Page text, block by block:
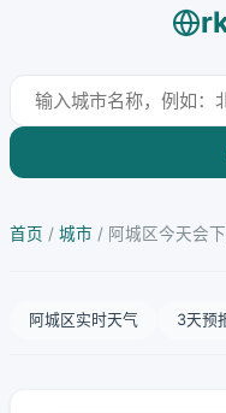
首页 / 城市 / 阿城区今天会
阿城区实时天气 3天预